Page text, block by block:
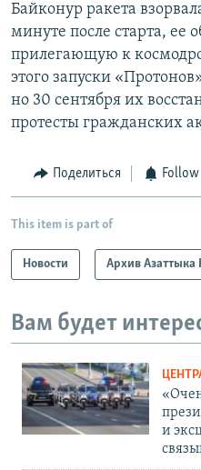
Байконур ракета
минуте после старта, ее
прилегающую к
этого запуски
но 30 сентября их
протесты гражданских
Поделиться
This item is part of
Новости Архив Азаттыка
Вам будет
и